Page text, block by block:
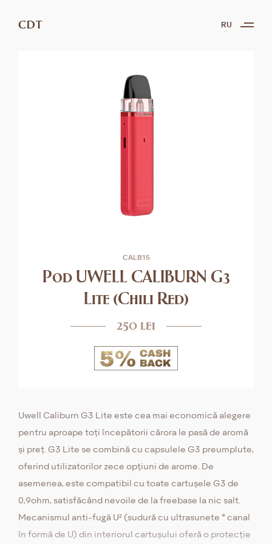
CDT RU
CALB15
Pod UWELL CALIBURN G3
Lite (Chili Red)
250 lei
Uwell Caliburn G3 Lite este cea mai economică alegere
pentru aproape toți începătorii cărora le pasă de aromă
și preț. G3 Lite se combină cu capsulele G3 preumplute,
oferind utilizatorilor zece opțiuni de arome. De
asemenea, este compatibil cu toate cartușele G3 de
0,9ohm, satisfăcând nevoile de la freebase la nic salt.
Mecanismul anti-fugă U² (sudură cu ultrasunete * canal
în formă de U) din interiorul cartușului oferă o protecție